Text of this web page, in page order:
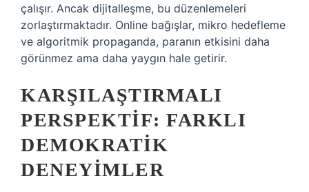
çalışır. Ancak dijitalleşme, bu düzenlemeleri
zorlaştırmaktadır. Online bağışlar, mikro hedefleme
ve algoritmik propaganda, paranın etkisini daha
görünmez ama daha yaygın hale getirir.
KARŞILAŞTIRMALI
PERSPEKTIF: FARKLI
DEMOKRATIK
DENEYIMLER